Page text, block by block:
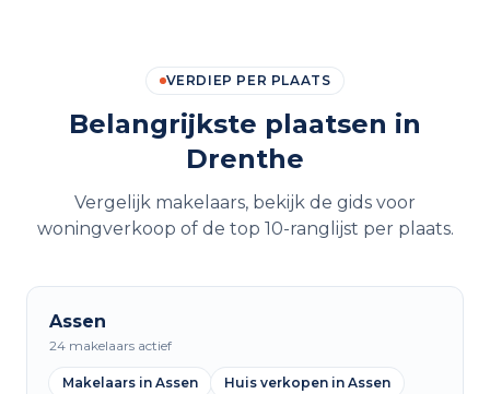
VERDIEP PER PLAATS
Belangrijkste plaatsen in
Drenthe
Vergelijk makelaars, bekijk de gids voor
woningverkoop of de top 10-ranglijst per plaats.
Assen
24 makelaars actief
Makelaars in Assen
Huis verkopen in Assen